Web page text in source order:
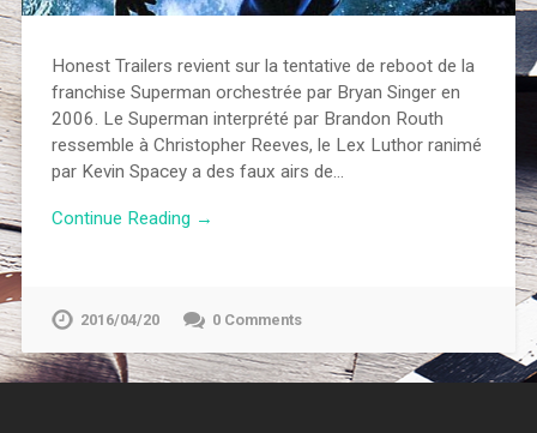
Honest Trailers revient sur la tentative de reboot de la
franchise Superman orchestrée par Bryan Singer en
2006. Le Superman interprété par Brandon Routh
ressemble à Christopher Reeves, le Lex Luthor ranimé
par Kevin Spacey a des faux airs de…
Continue Reading →
2016/04/20 0 Comments